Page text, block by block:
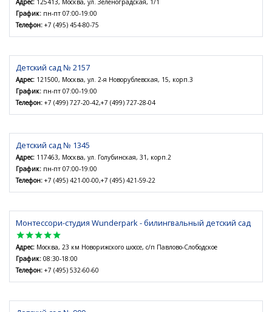
Адрес: 125413, Москва, ул. Зеленоградская, 1/1
График: пн-пт 07:00-19:00
Телефон: +7 (495) 454-80-75
Детский сад № 2157
Адрес: 121500, Москва, ул. 2-я Новорублевская, 15, корп.3
График: пн-пт 07:00-19:00
Телефон: +7 (499) 727-20-42,+7 (499) 727-28-04
Детский сад № 1345
Адрес: 117463, Москва, ул. Голубинская, 31, корп.2
График: пн-пт 07:00-19:00
Телефон: +7 (495) 421-00-00,+7 (495) 421-59-22
Монтессори-студия Wunderpark - билингвальный детский сад
star
star
star
star
star
Адрес: Москва, 23 км Новорижского шоссе, с/п Павлово-Слободское
График: 08:30-18:00
Телефон: +7 (495) 532-60-60